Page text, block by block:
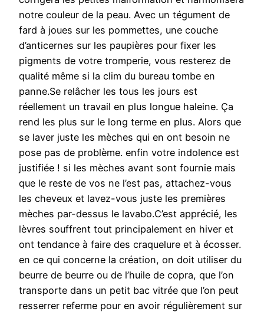
notre couleur de la peau. Avec un tégument de
fard à joues sur les pommettes, une couche
d’anticernes sur les paupières pour fixer les
pigments de votre tromperie, vous resterez de
qualité même si la clim du bureau tombe en
panne.Se relâcher les tous les jours est
réellement un travail en plus longue haleine. Ça
rend les plus sur le long terme en plus. Alors que
se laver juste les mèches qui en ont besoin ne
pose pas de problème. enfin votre indolence est
justifiée ! si les mèches avant sont fournie mais
que le reste de vos ne l’est pas, attachez-vous
les cheveux et lavez-vous juste les premières
mèches par-dessus le lavabo.C’est apprécié, les
lèvres souffrent tout principalement en hiver et
ont tendance à faire des craquelure et à écosser.
en ce qui concerne la création, on doit utiliser du
beurre de beurre ou de l’huile de copra, que l’on
transporte dans un petit bac vitrée que l’on peut
resserrer referme pour en avoir régulièrement sur